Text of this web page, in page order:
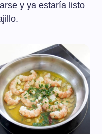
y ya estaría listo